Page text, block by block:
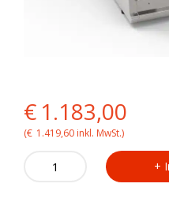
Original
price
was:
€ 1.183,00
is:
(€ 1.419,60 inkl. MwSt.)
Elektro-